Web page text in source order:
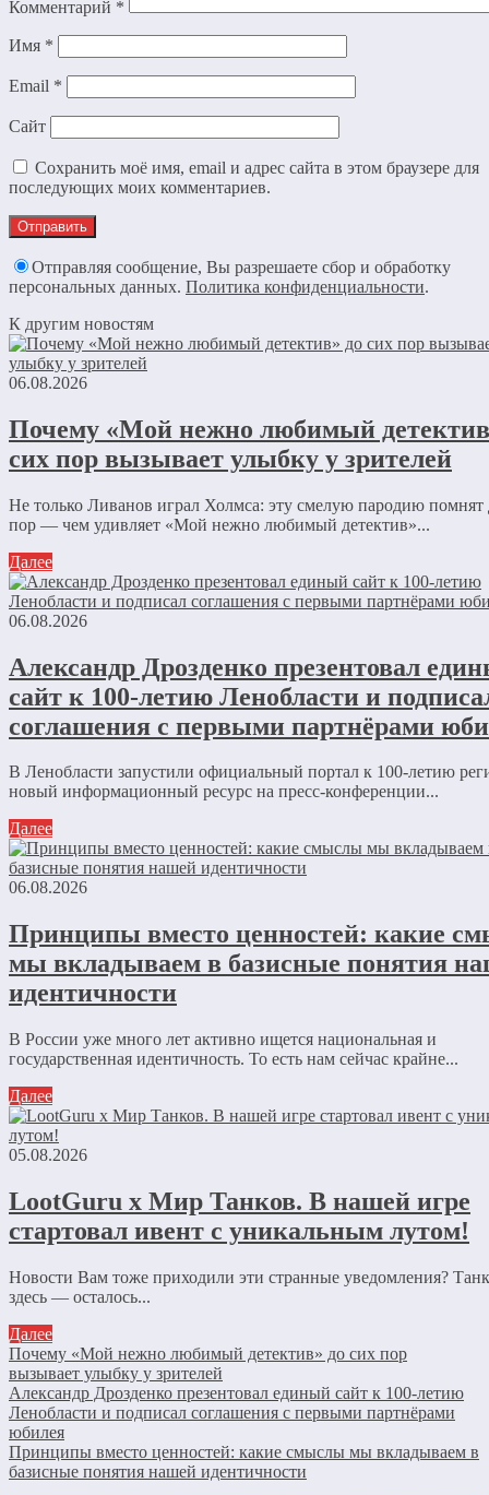
Комментарий *
Имя *
Email *
Сайт
Сохранить моё имя, email и адрес сайта в этом браузере для
последующих моих комментариев.
Отправляя сообщение, Вы разрешаете сбор и обработку
персональных данных. Политика конфиденциальности.
К другим новостям
06.08.2026
Почему «Мой нежно любимый
сих пор вызывает улыбку у зрителей
Не только Ливанов играл Холмса: эту смелую пародию помнят
пор — чем удивляет «Мой нежно любимый детектив»...
Далее
06.08.2026
Александр Дрозденко презентовал
сайт к 100-летию Ленобласти и
соглашения с первыми партнёрами
В Ленобласти запустили официальный портал к 100-летию
новый информационный ресурс на пресс-конференции...
Далее
06.08.2026
Принципы вместо ценностей: какие
мы вкладываем в базисные понятия
идентичности
В России уже много лет активно ищется национальная и
государственная идентичность. То есть нам сейчас крайне...
Далее
05.08.2026
LootGuru x Мир Танков. В нашей игре
стартовал ивент с уникальным лутом!
Новости Вам тоже приходили эти странные уведомления?
здесь — осталось...
Далее
Почему «Мой нежно любимый детектив» до сих пор
вызывает улыбку у зрителей
Александр Дрозденко презентовал единый сайт к 100-летию
Ленобласти и подписал соглашения с первыми партнёрами
юбилея
Принципы вместо ценностей: какие смыслы мы вкладываем в
базисные понятия нашей идентичности